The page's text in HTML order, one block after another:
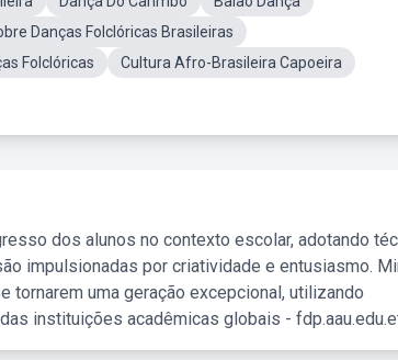
Danças Folclóricas Brasileiras
Folclóricas
Cultura Afro-Brasileira Capoeira
dos alunos no contexto escolar, adotando
impulsionadas por criatividade e entusiasmo.
tornarem uma geração excepcional, utilizando
instituições acadêmicas globais -